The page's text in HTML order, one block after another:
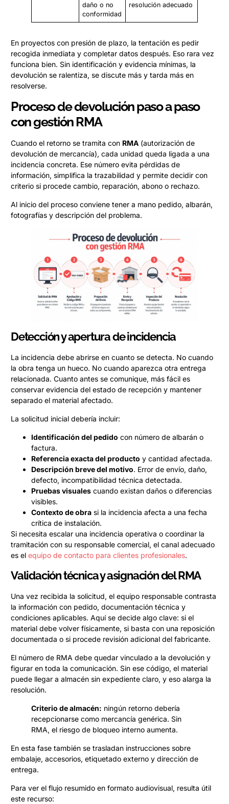
daño o no
conformidad
resolución adecuado
En proyectos con presión de plazo, la tentación es pedir
recogida inmediata y completar datos después. Eso rara vez
funciona bien. Sin identificación y evidencia mínimas, la
devolución se ralentiza, se discute más y tarda más en
resolverse.
Proceso de devolución paso a paso
con gestión RMA
Cuando el retorno se tramita con RMA (autorización de
devolución de mercancía), cada unidad queda ligada a una
incidencia concreta. Ese número evita pérdidas de
información, simplifica la trazabilidad y permite decidir con
criterio si procede cambio, reparación, abono o rechazo.
Al inicio del proceso conviene tener a mano pedido, albarán,
fotografías y descripción del problema.
Detección y apertura de incidencia
La incidencia debe abrirse en cuanto se detecta. No cuando
la obra tenga un hueco. No cuando aparezca otra entrega
relacionada. Cuanto antes se comunique, más fácil es
conservar evidencia del estado de recepción y mantener
separado el material afectado.
La solicitud inicial debería incluir:
Identificación del pedido con número de albarán o
factura.
Referencia exacta del producto y cantidad afectada.
Descripción breve del motivo. Error de envío, daño,
defecto, incompatibilidad técnica detectada.
Pruebas visuales cuando existan daños o diferencias
visibles.
Contexto de obra si la incidencia afecta a una fecha
crítica de instalación.
Si necesita escalar una incidencia operativa o coordinar la
tramitación con su responsable comercial, el canal adecuado
es el equipo de contacto para clientes profesionales.
Validación técnica y asignación del RMA
Una vez recibida la solicitud, el equipo responsable contrasta
la información con pedido, documentación técnica y
condiciones aplicables. Aquí se decide algo clave: si el
material debe volver físicamente, si basta con una reposición
documentada o si procede revisión adicional del fabricante.
El número de RMA debe quedar vinculado a la devolución y
figurar en toda la comunicación. Sin ese código, el material
puede llegar a almacén sin expediente claro, y eso alarga la
resolución.
Criterio de almacén: ningún retorno debería
recepcionarse como mercancía genérica. Sin
RMA, el riesgo de bloqueo interno aumenta.
En esta fase también se trasladan instrucciones sobre
embalaje, accesorios, etiquetado externo y dirección de
entrega.
Para ver el flujo resumido en formato audiovisual, resulta útil
este recurso: